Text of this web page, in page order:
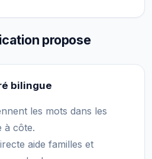
propose
bilingue
les mots dans les
à côte.
aide familles et